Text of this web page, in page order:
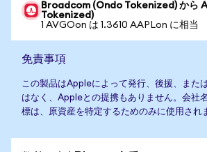
Broadcom (Ondo Tokenized) から
Tokenized)
1 AVGOon は 1.3610 AAPLon に相当
免責事項
この製品はAppleによって発行、後援、また
はなく、Appleとの提携もありません。会社
標は、原資産を特定するためのみに使用され